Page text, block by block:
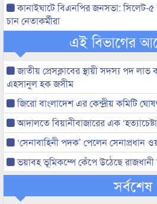
কানাইঘাটে বিএনপির জনসভা: সিলেট-৫
চান নেতাকর্মীরা
এই বিভাগের
জাতীয় প্রেসক্লাবের স্থায়ী সদস্য পদ
এহসানুল হক জসীম
জিরো বাংলাদেশ এর কেন্দ্রীয় কমিটি
আদালতে বিয়ানীবাজারের এক
‘সেনাবাহিনী পদক’ পেলেন সেনাপ্রধান
ভয়াবহ ভূমিকম্পে কেঁপে উঠেছে
সর্বশেষ